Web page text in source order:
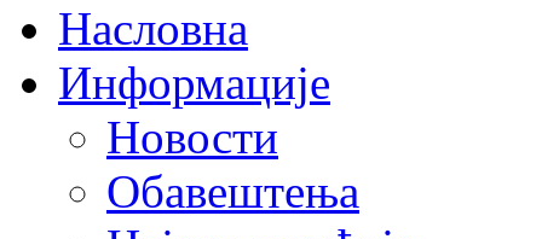
Насловна
Информације
Новости
Обавештења